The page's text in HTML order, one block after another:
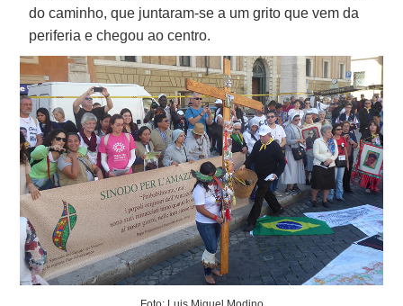
do caminho, que juntaram-se a um grito que vem da
periferia e chegou ao centro.